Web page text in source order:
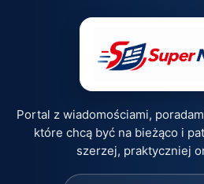
Portal z wiadomościami,
które chcą być na bieżąco i
szerzej, praktyczniej